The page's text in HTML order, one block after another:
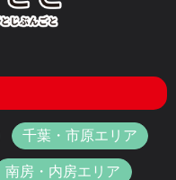
千葉・市原エリア
南房・内房エリア